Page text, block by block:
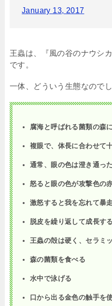
January 13, 2017
王蟲は、『風の谷のナウシ
です。
一体、どういう生態なのでし
腐海と呼ばれる菌類の森
複眼で、体長に合わせて
通常、眼の色は澄き通っ
怒ると眼の色が攻撃色の
激怒すると我を忘れて暴
脱皮を繰り返して成長する
王蟲の殻は硬く、セラミ
森の菌類を食べる
水中で泳げる
口から出る金色の触手を